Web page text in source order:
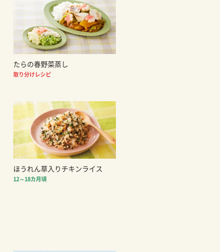
たらの春野菜蒸し
取り分けレシピ
ほうれん草入りチキンライス
12～18カ月頃